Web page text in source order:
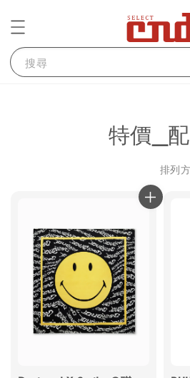
搜尋
特價_
排列